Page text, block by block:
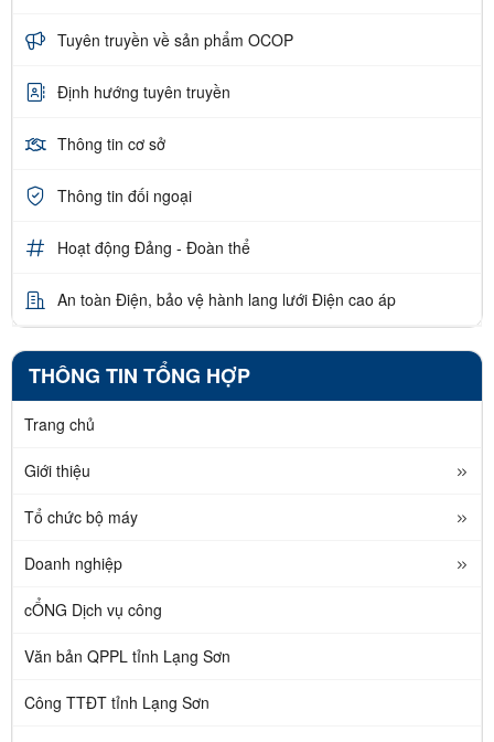
Tuyên truyền về sản phẩm OCOP
Định hướng tuyên truyền
Thông tin cơ sở
Thông tin đối ngoại
Hoạt động Đảng - Đoàn thể
An toàn Điện, bảo vệ hành lang lưới Điện cao áp
THÔNG TIN TỔNG HỢP
Trang chủ
Giới thiệu
Tổ chức bộ máy
Doanh nghiệp
cỔNG Dịch vụ công
Văn bản QPPL tỉnh Lạng Sơn
Công TTĐT tỉnh Lạng Sơn